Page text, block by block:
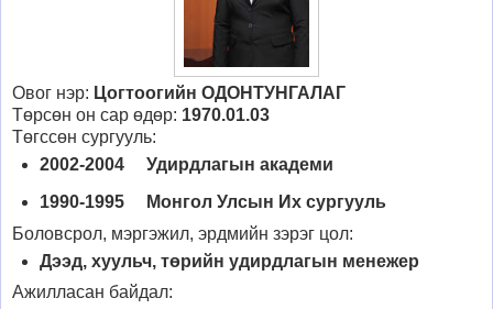
Овог нэр: Цогтоогийн ОДОНТУНГАЛАГ
Төрсөн он сар өдөр: 1970.01.03
Төгссөн сургууль:
2002-2004 Удирдлагын академи
1990-1995 Монгол Улсын Их сургууль
Боловсрол, мэргэжил, эрдмийн зэрэг цол:
Дээд, хуульч, төрийн удирдлагын менежер
Ажилласан байдал: